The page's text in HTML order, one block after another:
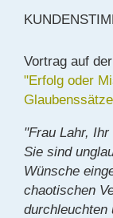
Vortrag auf
"Erfolg oder
"Frau Lahr,
Sie sind
Wünsche
chaotischen
durchleuchten